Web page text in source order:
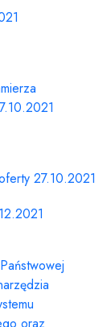
27.10.2021